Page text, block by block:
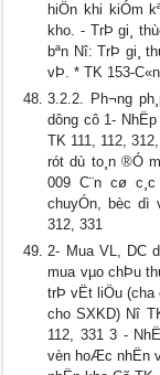
hiÖn khi kiÓm
kho. - TrÞ gi¸
bªn Nî: TrÞ gi¸
vÞ. * TK 153-
3.2.2. Ph­¬ng
dông cô 1-
TK 111, 112,
rót dù to¸n ®Ó
009 C¨n cø
chuyÓn, bèc dì
312, 331
2- Mua VL, DC
mua vµo chÞu
trÞ vËt liÖu (ch­a
cho SXKD) Nî
112, 331 3 -
vèn hoÆc nhËn